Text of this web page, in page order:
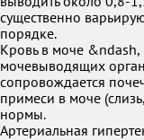
существенно
порядке.
Кровь в моче
мочевыводящих
сопровождается
примеси в моче
нормы.
Артериальная